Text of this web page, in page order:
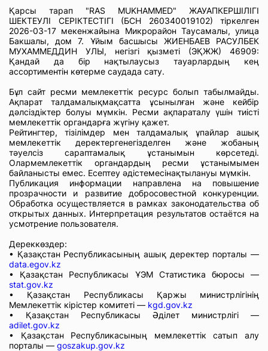
Қарсы тарап "RAS MUKHAMMED" ЖАУАПКЕРШІЛІГІ
ШЕКТЕУЛІ СЕРІКТЕСТІГІ (БСН 260340019102) тіркелген
2026-03-17 мекенжайына Микрорайон Таусамалы, улица
Бакшалы, дом 7. Ұйым басшысы ЖИЕНБАЕВ РАСУЛБЕК
МУХАММЕДДИН УЛЫ, негізгі қызметі (ЭҚЖЖ) 46909:
Қандай да бір нақтылаусыз тауарлардың кең
ассортиментін көтерме саудада сату.
Бұл сайт ресми мемлекеттік ресурс болып табылмайды.
Ақпарат талдамалықмақсатта ұсынылған және кейбір
дәлсіздіктер болуы мүмкін. Ресми ақпараталу үшін тиісті
мемлекеттік органдарға жүгіну қажет.
Рейтингтер, тізілімдер мен талдамалық ұпайлар ашық
мемлекеттік деректергенегізделген және жобаның
тәуелсіз сараптамалық ұстанымын көрсетеді.
Олармемлекеттік органдардың ресми ұстанымымен
байланысты емес. Есептеу әдістемесінақтылануы мүмкін.
Публикация информации направлена на повышение
прозрачности и развитие добросовестной конкуренции.
Обработка осуществляется в рамках законодательства об
открытых данных. Интерпретация результатов остаётся на
усмотрение пользователя.
Дереккөздер:
• Қазақстан Республикасының ашық деректер порталы —
data.egov.kz
• Қазақстан Республикасы ҰЭМ Статистика бюросы —
stat.gov.kz
• Қазақстан Республикасы Қаржы министрлігінің
Мемлекеттік кірістер комитеті — kgd.gov.kz
• Қазақстан Республикасы Әділет министрлігі —
adilet.gov.kz
• Қазақстан Республикасының мемлекеттік сатып алу
порталы — goszakup.gov.kz